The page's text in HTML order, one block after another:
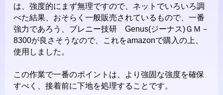
は、強度的にまず無理ですので、ネットでいろいろ調
べた結果、おそらく一般販売されているもので、一番
強力であろう、ブレニー技研 Genus(ジーナス)ＧＭ－
8300が良さそうなので、これをamazonで購入の上、
使用しました。
この作業で一番のポイントは、より強固な強度を確保
すべく、接着前に下地を処理することです。